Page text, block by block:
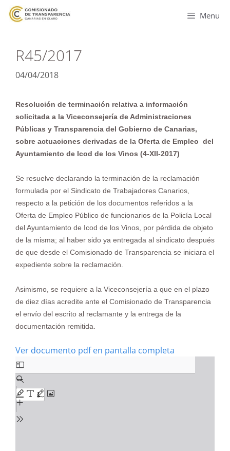
Menu
R45/2017
04/04/2018
Resolución de terminación relativa a información
solicitada a la Viceconsejería de Administraciones
Públicas y Transparencia del Gobierno de Canarias,
sobre actuaciones derivadas de la Oferta de Empleo del
Ayuntamiento de Icod de los Vinos (4-XII-2017)
Se resuelve declarando la terminación de la reclamación
formulada por el Sindicato de Trabajadores Canarios,
respecto a la petición de los documentos referidos a la
Oferta de Empleo Público de funcionarios de la Policía Local
del Ayuntamiento de Icod de los Vinos, por pérdida de objeto
de la misma; al haber sido ya entregada al sindicato después
de que desde el Comisionado de Transparencia se iniciara el
expediente sobre la reclamación.
Asimismo, se requiere a la Viceconsejería a que en el plazo
de diez días acredite ante el Comisionado de Transparencia
el envío del escrito al reclamante y la entrega de la
documentación remitida.
Ver documento pdf en pantalla completa